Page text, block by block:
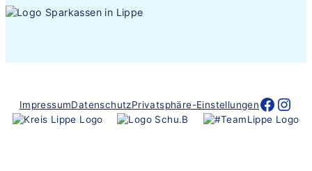
ImpressumDatenschutzPrivatsphäre-EinstellungenNacht der Ausbildung
Nacht der